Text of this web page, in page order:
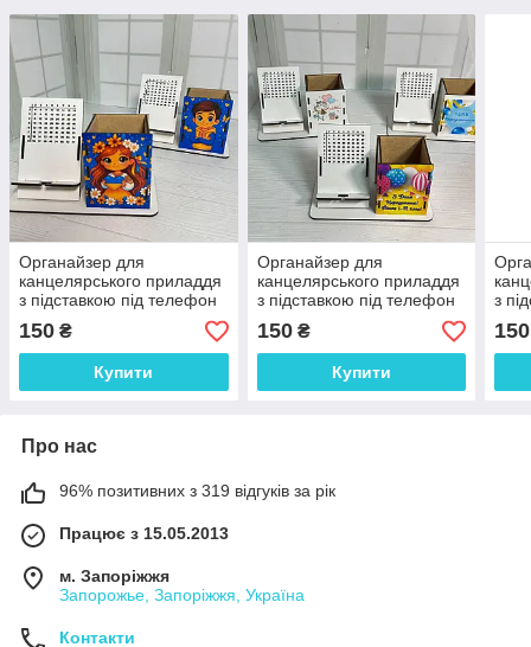
Органайзер для
канцелярського приладдя
з підставкою під телефон
"Дитячий" 18.5*9 см
150 ₴
Купити
Органайзер для
канцелярського приладдя
з підставкою під телефон
"З Днем Народження"
18.5*9 см
150₴
Купити
з
150
Про нас
96% позитивних з 319 відгуків за рік
Працює з 15.05.2013
м. Запоріжжя
Запорожье, Запоріжжя, Україна
Контакти